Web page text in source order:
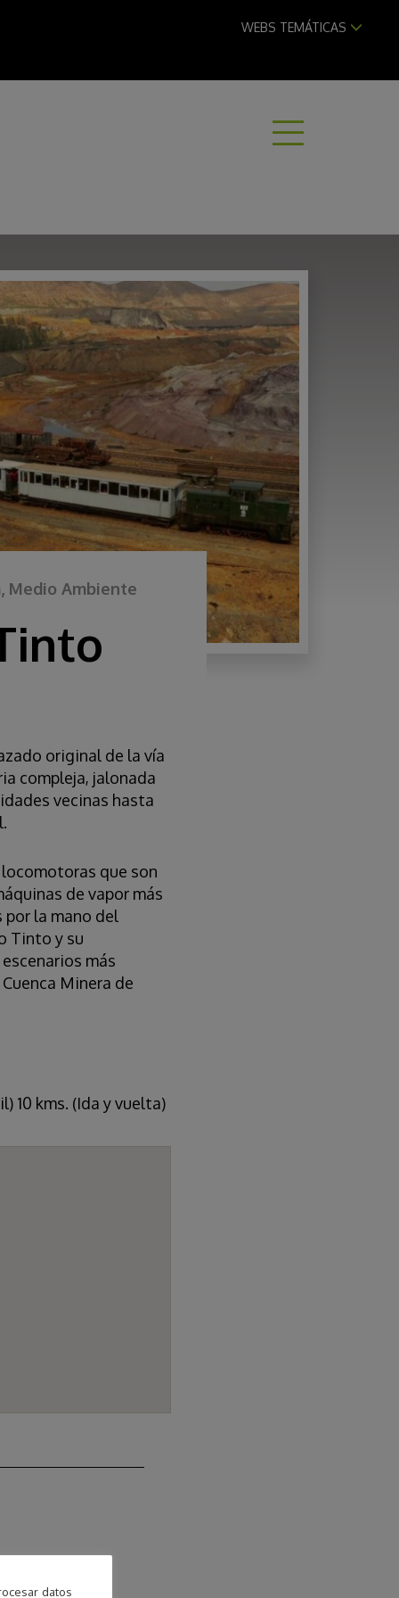
WEBS TEMÁTICAS
Medio Ambiente
original de la vía
compleja, jalonada
vecinas hasta
que son
de vapor más
por la mano del
Tinto y su
más
Minera de
10 kms. (Ida y vuelta)
datos